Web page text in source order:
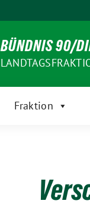
BÜNDNIS 90/
Fraktion